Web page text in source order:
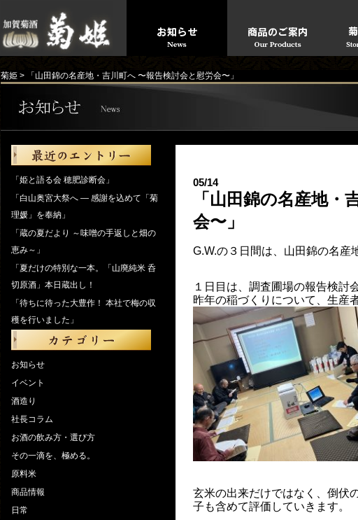
菊姫 > 「山田錦の名産地・吉川町へ 〜報告検討会と慰労会〜」
05/14
「山田錦の名産地・
会〜」
G.W.の３日間は、山田錦の名産
１日目は、調査圃場の報告検討
昨年の稲づくりについて、生産
玄米の出来だけではなく、倒伏
子も含めて評価していきます。
「姫と語る会 穂肥診断会」
「白山奥宮大祭へ ― 感謝を込めて「菊
理媛」を奉納」
「蔵の夏だより ～味噌の手返しと畑の
恵み～」
「夏だけの特別な一本。「山廃純米 呑
切原酒」本日蔵出し！
「待ちに待った大豊作！ 本社で梅の収
穫を行いました」
お知らせ
イベント
酒造り
社長コラム
お酒の飲み方・選び方
その一滴を、極める。
原料米
商品情報
日常